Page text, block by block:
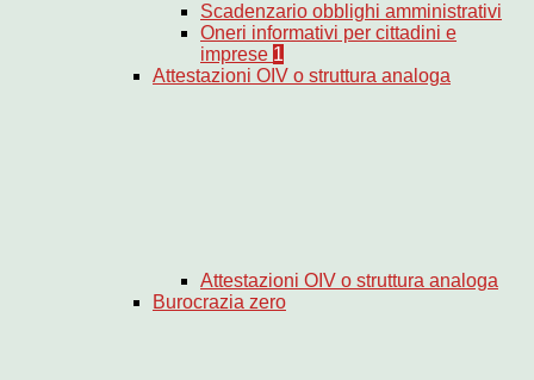
Scadenzario obblighi amministrativi
Oneri informativi per cittadini e
imprese 1
Attestazioni OIV o struttura analoga
Attestazioni OIV o struttura analoga
Burocrazia zero